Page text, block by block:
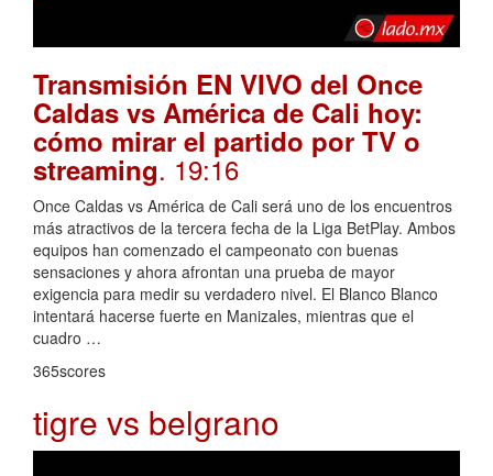
Transmisión EN VIVO del Once
Caldas vs América de Cali hoy:
cómo mirar el partido por TV o
streaming. 19:16
Once Caldas vs América de Cali será uno de los encuentros
más atractivos de la tercera fecha de la Liga BetPlay. Ambos
equipos han comenzado el campeonato con buenas
sensaciones y ahora afrontan una prueba de mayor
exigencia para medir su verdadero nivel. El Blanco Blanco
intentará hacerse fuerte en Manizales, mientras que el
cuadro …
365scores
tigre vs belgrano